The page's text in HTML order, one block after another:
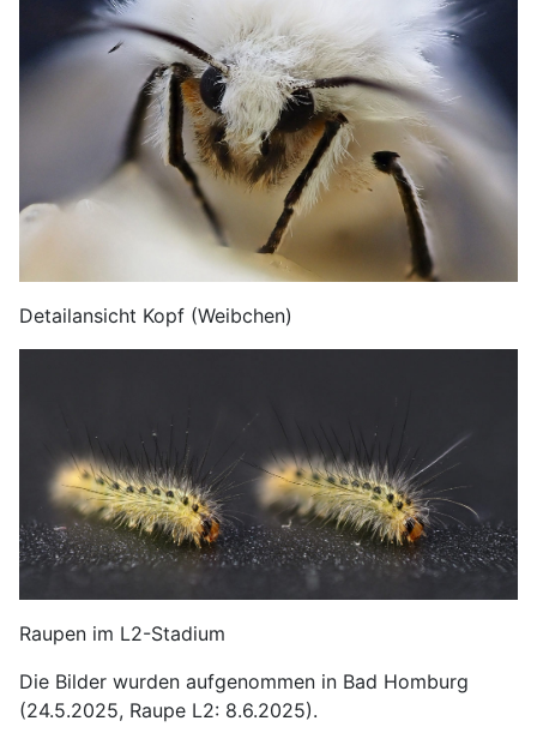
Detailansicht Kopf (Weibchen)
Raupen im L2-Stadium
Die Bilder wurden aufgenommen in Bad Homburg
(24.5.2025, Raupe L2: 8.6.2025).